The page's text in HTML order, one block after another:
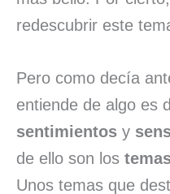
redescubrir este
Pero como decía
entiende de algo es
sentimientos y
de ello son los
Unos temas que